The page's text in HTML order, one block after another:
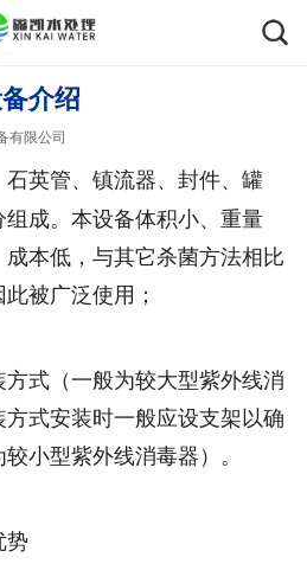
介绍
有限公司
石英管、镇流器、封件、罐
成。本设备体积小、重量
本低，与其它杀菌方法相比
被广泛使用；
式（一般为较大型紫外线消
式安装时一般应设支架以确
小型紫外线消毒器）。
势